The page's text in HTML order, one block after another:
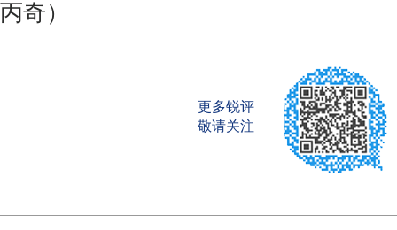
丙奇）
更多锐评
敬请关注